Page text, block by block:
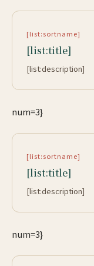
[list:sortname]
[list:title]
[list:description]
num=3}
[list:sortname]
[list:title]
[list:description]
num=3}